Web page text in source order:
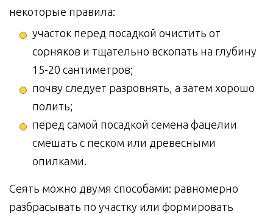
некоторые правила:
участок перед посадкой очистить от
сорняков и тщательно вскопать на глубину
15-20 сантиметров;
почву следует разровнять, а затем хорошо
полить;
перед самой посадкой семена фацелии
смешать с песком или древесными
опилками.
Сеять можно двумя способами: равномерно
разбрасывать по участку или формировать